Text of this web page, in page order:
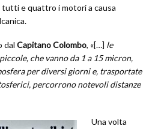
tutti e quattro i motori a causa
dal Capitano Colombo, «[…] le
che vanno da 1 a 15 micron,
per diversi giorni e, trasportate
percorrono notevoli distanze
Una volta